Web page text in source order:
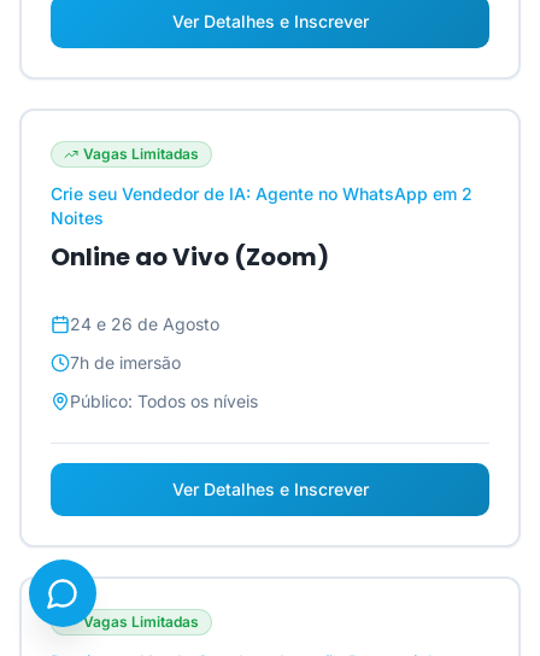
Ver Detalhes e Inscrever
Vagas Limitadas
Crie seu Vendedor de IA: Agente no WhatsApp em 2
Noites
Online ao Vivo (Zoom)
24 e 26 de Agosto
7h de imersão
Público: Todos os níveis
Ver Detalhes e Inscrever
Vagas Limitadas